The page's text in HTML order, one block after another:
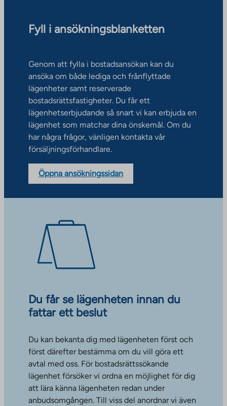
Fyll i ansökningsblanketten
Genom att fylla i bostadsansökan kan du
ansöka om både lediga och frånflyttade
lägenheter samt reserverade
bostadsrättsfastigheter. Du får ett
lägenhetserbjudande så snart vi kan erbjuda en
lägenhet som matchar dina önskemål. Om du
har några frågor, vänligen kontakta vår
försäljningsförhandlare.
Öppna ansökningssidan
Du får se lägenheten innan du
fattar ett beslut
Du kan bekanta dig med lägenheten först och
först därefter bestämma om du vill göra ett
avtal med oss. För bostadsrättssökande
lägenhet försöker vi ordna en möjlighet för dig
att lära känna lägenheten redan under
anbudsomgången. Till viss del anordnar vi även